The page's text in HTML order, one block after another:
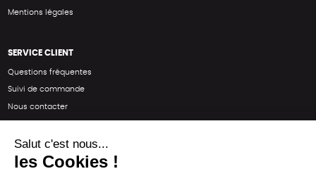
Mentions légales
SERVICE CLIENT
Questions fréquentes
Suivi de commande
Nous contacter
SUIVEZ-NOUS